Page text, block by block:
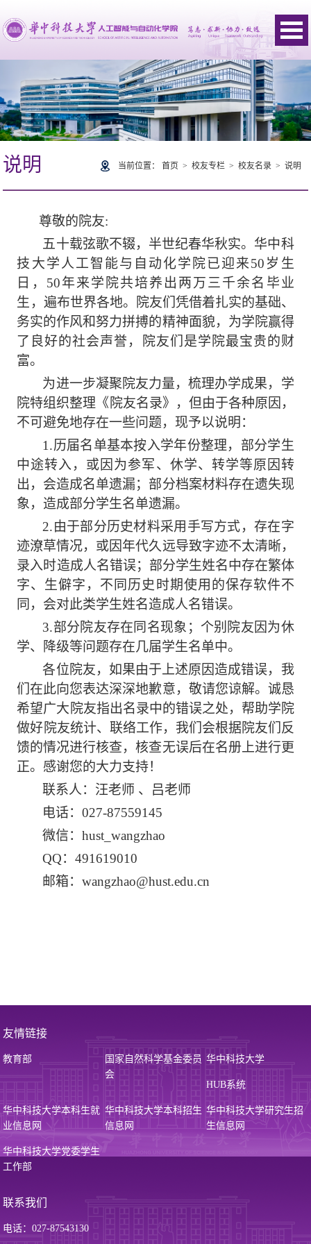
说明 当前位置： 首页> 校友专栏 > 校友名录> 说明
尊敬的院友:
五十载弦歌不辍， 半世纪春华秋实。 华中科
技大学人工智能与自动化学院已迎来50 岁生
日， 50年来学院共培养出 两万三千余名 毕业
生 ， 遍布世界各地。 院友们凭借着扎实的基础、
务实的作风和努力拼搏的精神面貌，为学院赢得
了良好的社会声誉，
院友们是学院最宝贵的财
富。
为进一步凝聚院友力量，梳理办学成果，学
院特组织整理《 院友名录》，但由于各种原因，
不可避免地存在一些问题，现予以说明：
1.历届名单基本按入学年份整理，部分学生
中途转入，或因为参军、休学、转学等原因转
出，会造成名单遗漏；部分档案材料存在遗失现
象，造成部分学生名单遗漏。
2.由于部分历史材料采用手写方式， 存在字
迹潦草情况，或因年代久远导致字迹不太清晰，
录入时造成人名错误；部分学生姓名中存在繁体
字、生僻字，不同历史时期使用的保存软件不
同，会对此类学生姓名造成人名错误。
3.部分院友存在同名现象 ； 个别 院友因为休
学、降级等问题存在几届学生名单中。
各位院友，如果由于上述原因造成错误，我
们在此向您表达深深地歉意，敬请您谅解。诚恳
希望广大 院友指出名录中的错误之处，帮助学院
做好院友统计、联络工作，我们会根据院友们反
馈的情况进行核查，核查无误后在名册上进行更
正。感谢您的大力支持！
联系人： 汪老师 、吕老师
电话：027-87559145
微信：hust_wangzhao
QQ：491619010
邮箱：wangzhao@hust.edu.cn
友情链接
教育部
国家自然科学基金委员
会
华中科技大学
HUB系统
华中科技大学本科生就
业信息网
华中科技大学本科招生
信息网
华中科技大学研究生招
生信息网
华中科技大学党委学生
工作部
联系我们
电话：027-87543130